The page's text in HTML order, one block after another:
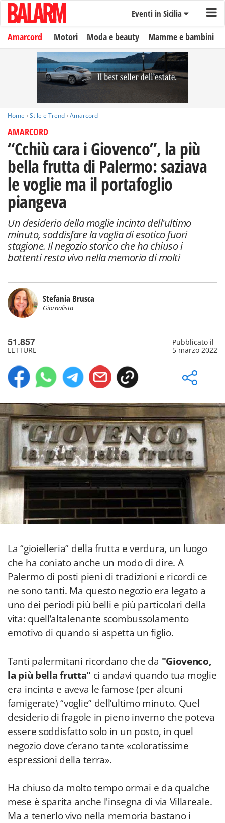
Eventi in Sicilia
Amarcord Motori Moda e beauty Mamme e bambini
Home › Stile e Trend› Amarcord
AMARCORD
“Cchiù cara i Giovenco”, la più
bella frutta di Palermo: saziava
le voglie ma il portafoglio
piangeva
Un desiderio della moglie incinta dell'ultimo
minuto, soddisfare la voglia di esotico fuori
stagione. Il negozio storico che ha chiuso i
battenti resta vivo nella memoria di molti
Stefania Brusca
Giornalista
51.857
LETTURE
Pubblicato il
5 marzo 2022
La “gioielleria” della frutta e verdura, un luogo
che ha coniato anche un modo di dire. A
Palermo di posti pieni di tradizioni e ricordi ce
ne sono tanti. Ma questo negozio era legato a
uno dei periodi più belli e più particolari della
vita: quell’altalenante scombussolamento
emotivo di quando si aspetta un figlio.
Tanti palermitani ricordano che da "Giovenco,
la più bella frutta" ci andavi quando tua moglie
era incinta e aveva le famose (per alcuni
famigerate) “voglie” dell’ultimo minuto. Quel
desiderio di fragole in pieno inverno che poteva
essere soddisfatto solo in un posto, in quel
negozio dove c’erano tante «coloratissime
espressioni della terra».
Ha chiuso da molto tempo ormai e da qualche
mese è sparita anche l'insegna di via Villareale.
Ma a tenerlo vivo nella memoria bastano i